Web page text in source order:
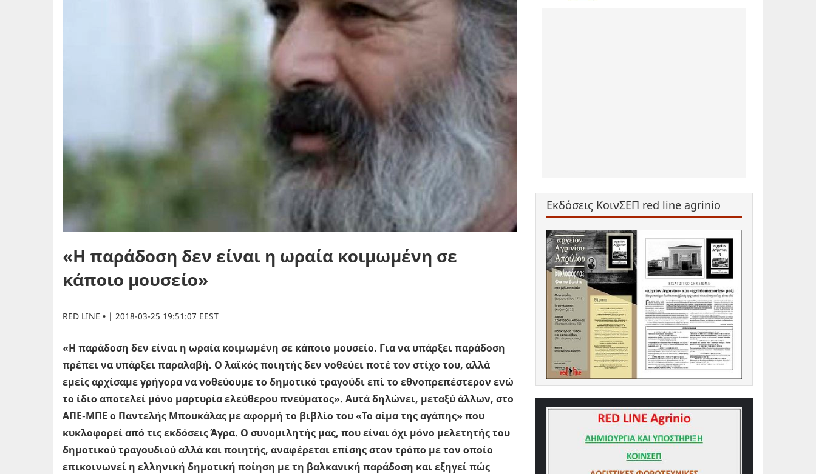
«Η παράδοση δεν είναι η ωραία κοιμωμένη σε
κάποιο μουσείο»
RED LINE | 2018-03-25 19:51:07 EEST
«Η παράδοση δεν είναι η ωραία κοιμωμένη σε κάποιο μουσείο. Για να υπάρξει παράδοση
πρέπει να υπάρξει παραλαβή. Ο λαϊκός ποιητής δεν νοθεύει ποτέ τον στίχο του, αλλά
εμείς αρχίσαμε γρήγορα να νοθεύουμε το δημοτικό τραγούδι επί το εθνοπρεπέστερον ενώ
το ίδιο αποτελεί μόνο μαρτυρία ελεύθερου πνεύματος». Αυτά δηλώνει, μεταξύ άλλων, στο
ΑΠΕ-ΜΠΕ ο Παντελής Μπουκάλας με αφορμή το βιβλίο του «Το αίμα της αγάπης» που
κυκλοφορεί από τις εκδόσεις Άγρα. Ο συνομιλητής μας, που είναι όχι μόνο μελετητής του
δημοτικού τραγουδιού αλλά και ποιητής, αναφέρεται επίσης στον τρόπο με τον οποίο
επικοινωνεί η ελληνική δημοτική ποίηση με τη βαλκανική παράδοση και εξηγεί πώς
Εκδόσεις ΚοινΣΕΠ red line agrinio